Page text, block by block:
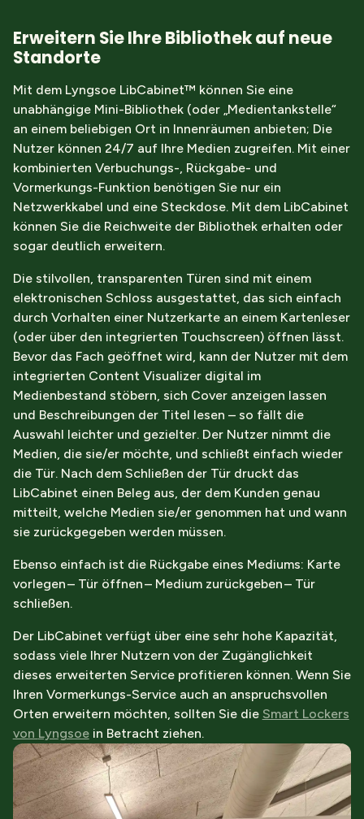
Erweitern Sie Ihre Bibliothek auf neue
Standorte
Mit dem Lyngsoe LibCabinet™ können Sie eine
unabhängige Mini-Bibliothek (oder „Medientankstelle“
an einem beliebigen Ort in Innenräumen anbieten; Die
Nutzer können 24/7 auf Ihre Medien zugreifen. Mit einer
kombinierten Verbuchungs-, Rückgabe- und
Vormerkungs-Funktion benötigen Sie nur ein
Netzwerkkabel und eine Steckdose. Mit dem LibCabinet
können Sie die Reichweite der Bibliothek erhalten oder
sogar deutlich erweitern.
Die stilvollen, transparenten Türen sind mit einem
elektronischen Schloss ausgestattet, das sich einfach
durch Vorhalten einer Nutzerkarte an einem Kartenleser
(oder über den integrierten Touchscreen) öffnen lässt.
Bevor das Fach geöffnet wird, kann der Nutzer mit dem
integrierten Content Visualizer digital im
Medienbestand stöbern, sich Cover anzeigen lassen
und Beschreibungen der Titel lesen – so fällt die
Auswahl leichter und gezielter. Der Nutzer nimmt die
Medien, die sie/er möchte, und schließt einfach wieder
die Tür. Nach dem Schließen der Tür druckt das
LibCabinet einen Beleg aus, der dem Kunden genau
mitteilt, welche Medien sie/er genommen hat und wann
sie zurückgegeben werden müssen.
Ebenso einfach ist die Rückgabe eines Mediums: Karte
vorlegen – Tür öffnen – Medium zurückgeben – Tür
schließen.
Der LibCabinet verfügt über eine sehr hohe Kapazität,
sodass viele Ihrer Nutzern von der Zugänglichkeit
dieses erweiterten Service profitieren können. Wenn Sie
Ihren Vormerkungs-Service auch an anspruchsvollen
Orten erweitern möchten, sollten Sie die Smart Lockers
von Lyngsoe in Betracht ziehen.